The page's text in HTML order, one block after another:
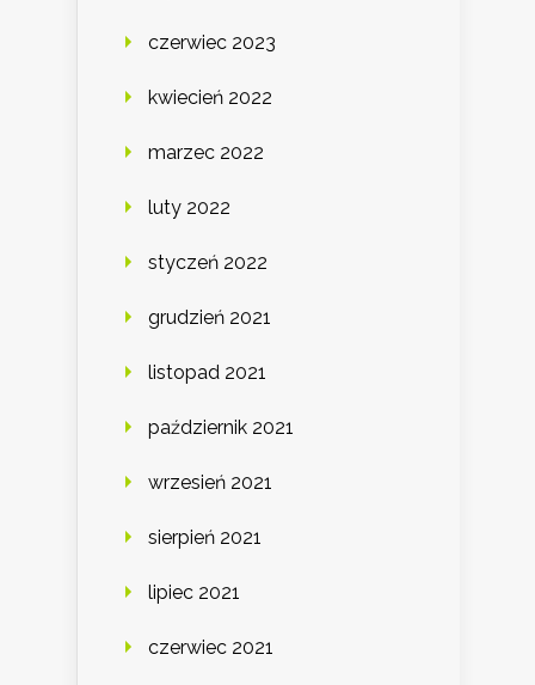
czerwiec 2023
kwiecień 2022
marzec 2022
luty 2022
styczeń 2022
grudzień 2021
listopad 2021
październik 2021
wrzesień 2021
sierpień 2021
lipiec 2021
czerwiec 2021